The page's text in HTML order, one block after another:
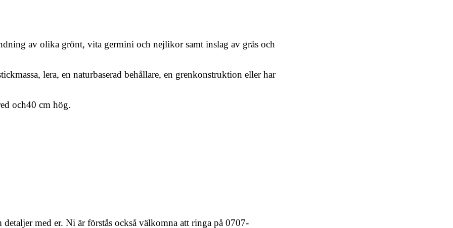
av olika grönt, vita germini och nejlikor samt inslag av gräs och
lera, en naturbaserad behållare, en grenkonstruktion eller har
och40 cm hög.
med er. Ni är förstås också välkomna att ringa på 0707-